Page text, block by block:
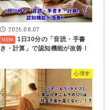
2026.08.07
1日30分の「音読・手書
き・計算」で認知機能が改善！
心理学